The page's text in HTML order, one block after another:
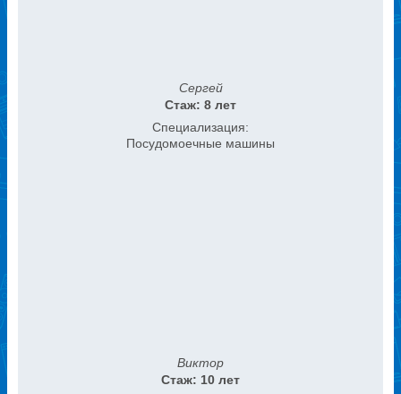
Сергей
Стаж: 8 лет
Специализация:
Посудомоечные машины
Виктор
Стаж: 10 лет